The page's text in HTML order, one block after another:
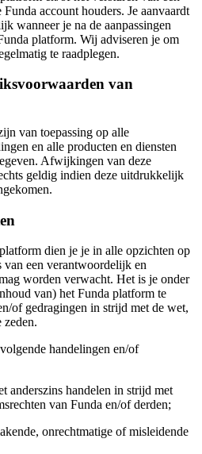
account houders. Je aanvaardt
wanneer je na de aanpassingen
platform. Wij adviseren je om
te raadplegen.
van
van toepassing op alle
en alle producten en diensten
Afwijkingen van deze
geldig indien deze uitdrukkelijk
dien je je in alle opzichten op
van een verantwoordelijk en
worden verwacht. Het is je onder
van) het Funda platform te
of gedragingen in strijd met de wet,
zeden.
handelingen en/of
anderszins handelen in strijd met
van Funda en/of derden;
onrechtmatige of misleidende